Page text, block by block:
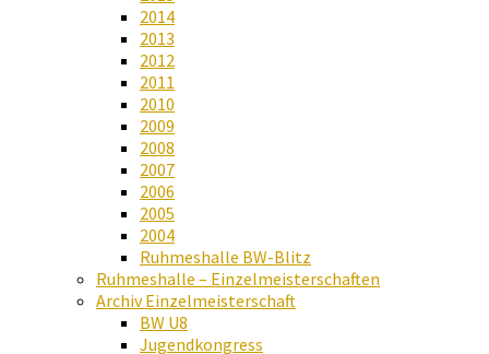
2014
2013
2012
2011
2010
2009
2008
2007
2006
2005
2004
Ruhmeshalle BW-Blitz
Ruhmeshalle – Einzelmeisterschaften
Archiv Einzelmeisterschaft
BW U8
Jugendkongress